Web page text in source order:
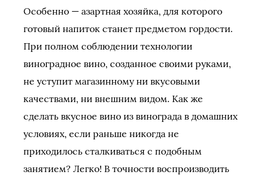
Особенно — азартная хозяйка, для которого
готовый напиток станет предметом гордости.
При полном соблюдении технологии
виноградное вино, созданное своими руками,
не уступит магазинному ни вкусовыми
качествами, ни внешним видом. Как же
сделать вкусное вино из винограда в домашних
условиях, если раньше никогда не
приходилось сталкиваться с подобным
занятием? Легко! В точности воспроизводить